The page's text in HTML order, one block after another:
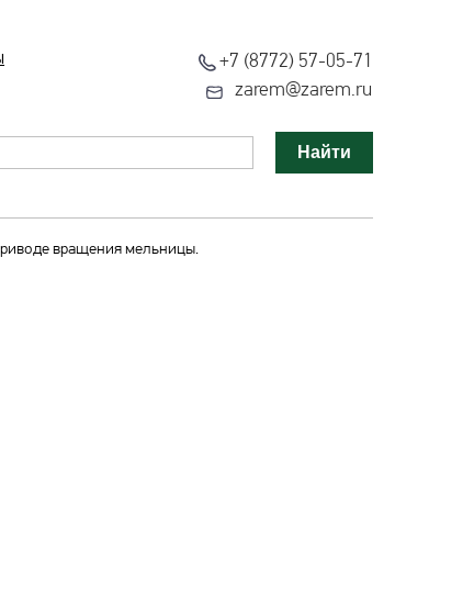
+7 (8772) 57-05-71
zarem@zarem.ru
Найти
вращения мельницы.